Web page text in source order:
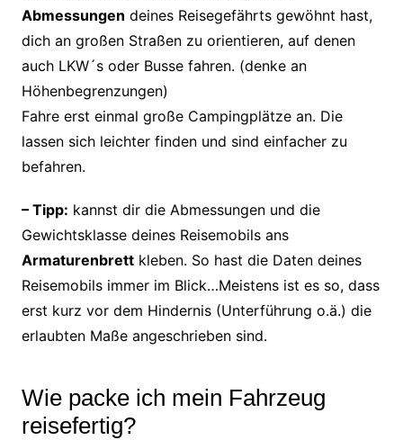
Abmessungen deines Reisegefährts gewöhnt hast,
dich an großen Straßen zu orientieren, auf denen
auch LKW´s oder Busse fahren. (denke an
Höhenbegrenzungen)
Fahre erst einmal große Campingplätze an. Die
lassen sich leichter finden und sind einfacher zu
befahren.
– Tipp: kannst dir die Abmessungen und die
Gewichtsklasse deines Reisemobils ans
Armaturenbrettkleben. So hast die Daten deines
Reisemobils immer im Blick…Meistens ist es so, dass
erst kurz vor dem Hindernis (Unterführung o.ä.) die
erlaubten Maße angeschrieben sind.
Wie packe ich mein Fahrzeug
reisefertig?